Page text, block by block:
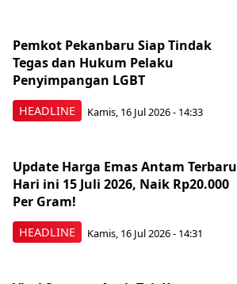
HEADLINE
Pemkot Pekanbaru Siap Tindak
Tegas dan Hukum Pelaku
Penyimpangan LGBT
Kamis, 16 Jul 2026 - 14:33
HEADLINE
Update Harga Emas Antam Terbaru
Hari ini 15 Juli 2026, Naik Rp20.000
Per Gram!
Kamis, 16 Jul 2026 - 14:31